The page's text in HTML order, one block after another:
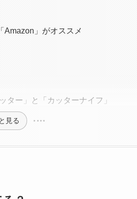
Amazon」がオススメ
ター」と「カッターナイフ」
見る